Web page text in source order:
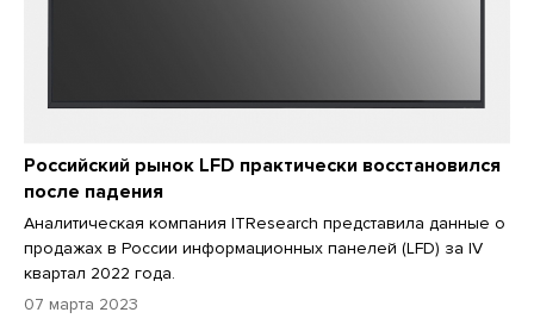
Российский рынок LFD практически восстановился
после падения
Аналитическая компания ITResearch представила данные о
продажах в России информационных панелей (LFD) за IV
квартал 2022 года.
07 марта 2023